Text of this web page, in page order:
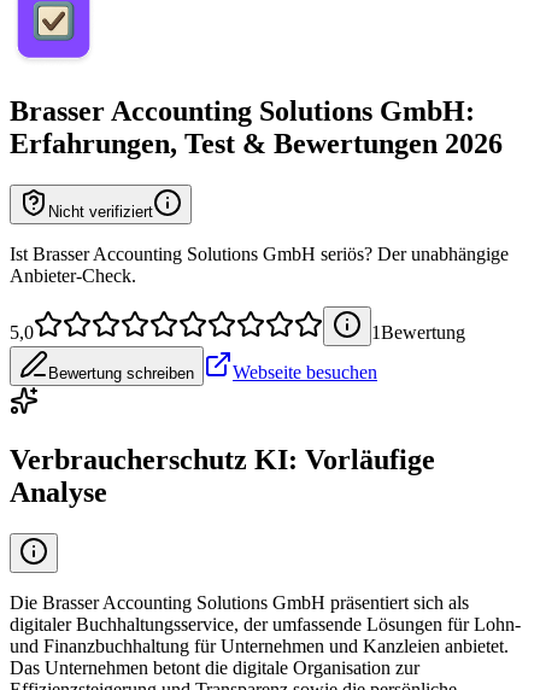
Brasser Accounting Solutions GmbH:
Erfahrungen, Test & Bewertungen 2026
Nicht verifiziert
Ist Brasser Accounting Solutions GmbH seriös? Der unabhängige
Anbieter-Check.
5,0 1Bewertung
Bewertung schreiben Webseite besuchen
Verbraucherschutz KI: Vorläufige
Analyse
Die Brasser Accounting Solutions GmbH präsentiert sich als
digitaler Buchhaltungsservice, der umfassende Lösungen für Lohn-
und Finanzbuchhaltung für Unternehmen und Kanzleien anbietet.
Das Unternehmen betont die digitale Organisation zur